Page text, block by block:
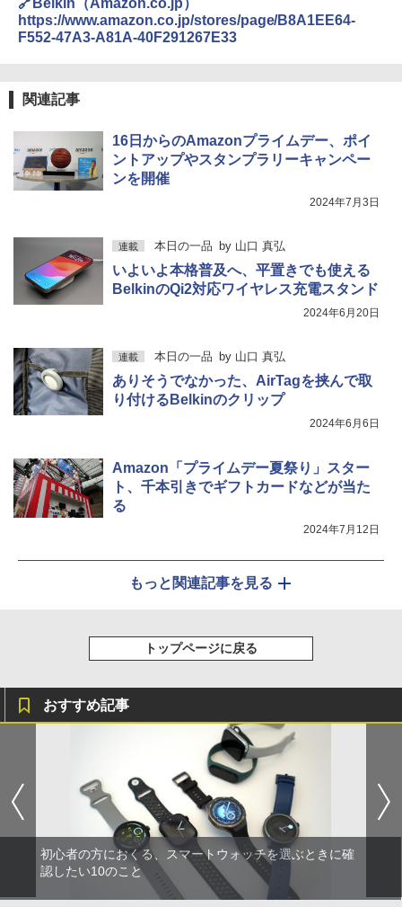
https://www.amazon.co.jp/stores/page/B8A1EE64-
F552-47A3-A81A-40F291267E33
関連記事
16日からのAmazonプライムデー、ポイ
ントアップやスタンプラリーキャンペー
ンを開催
2024年7月3日
連載 本日の一品 by 山口 真弘
いよいよ本格普及へ、平置きでも使える
BelkinのQi2対応ワイヤレス充電スタンド
2024年6月20日
連載 本日の一品 by 山口 真弘
ありそうでなかった、AirTagを挟んで取
り付けるBelkinのクリップ
2024年6月6日
Amazon「プライムデー夏祭り」スター
ト、千本引きでギフトカードなどが当た
る
2024年7月12日
もっと関連記事を見る
トップページに戻る
おすすめ記事
初心者の方におくる、スマートウォッチを選ぶときに確
認したい10のこと